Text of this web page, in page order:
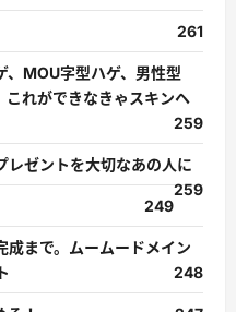
261
、MOU字型ハゲ、男性型
れができなきゃスキンヘ
259
レゼントを大切なあの人に
259
249
成まで。ムームードメイン
248